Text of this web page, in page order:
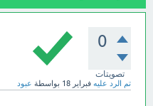
0
تصويتات
تم الرد عليه فبراير 18 بواسطة عبود